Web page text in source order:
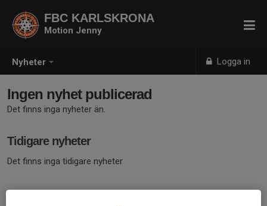
Nyheter Logga in
FBC KARLSKRONA
Motion Jenny
Ingen nyhet publicerad
Det finns inga nyheter än.
Tidigare nyheter
Det finns inga tidigare nyheter